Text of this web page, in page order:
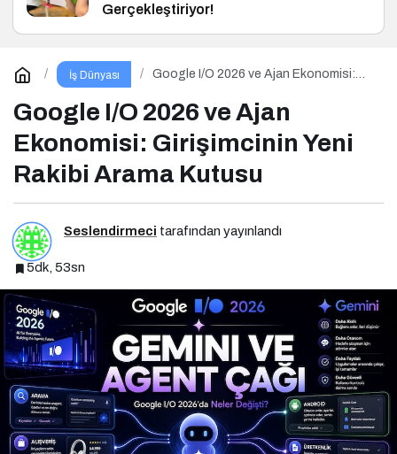
Gerçekleştiriyor!
İş Dünyası
Google I/O 2026 ve Ajan Ekonomisi:
Google I/O 2026 ve Ajan
Ekonomisi: Girişimcinin Yeni
Rakibi Arama Kutusu
Seslendirmeci tarafından yayınlandı
5dk, 53sn